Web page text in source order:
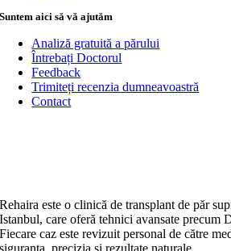
Suntem aici să vă ajutăm
Analiză gratuită a părului
Întrebați Doctorul
Feedback
Trimiteți recenzia dumneavoastră
Contact
Rehaira este o clinică de transplant de păr
Istanbul, care oferă tehnici avansate precum
Fiecare caz este revizuit personal de către
siguranța, precizia și rezultate naturale.